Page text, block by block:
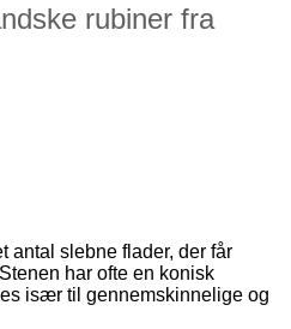
rubiner fra
antal slebne flader, der får
har ofte en konisk
især til gennemskinnelige og